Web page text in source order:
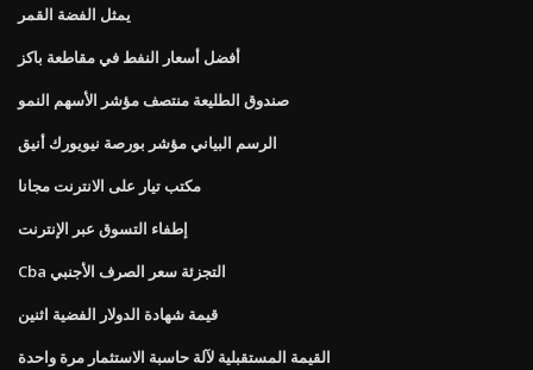
يمثل الفضة القمر
أفضل أسعار النفط في مقاطعة باكز
صندوق الطليعة منتصف مؤشر الأسهم النمو
الرسم البياني مؤشر بورصة نيويورك أنيق
مكتب تيار على الانترنت مجانا
إطفاء التسوق عبر الإنترنت
Cba التجزئة سعر الصرف الأجنبي
قيمة شهادة الدولار الفضية اثنين
القيمة المستقبلية لآلة حاسبة الاستثمار مرة واحدة